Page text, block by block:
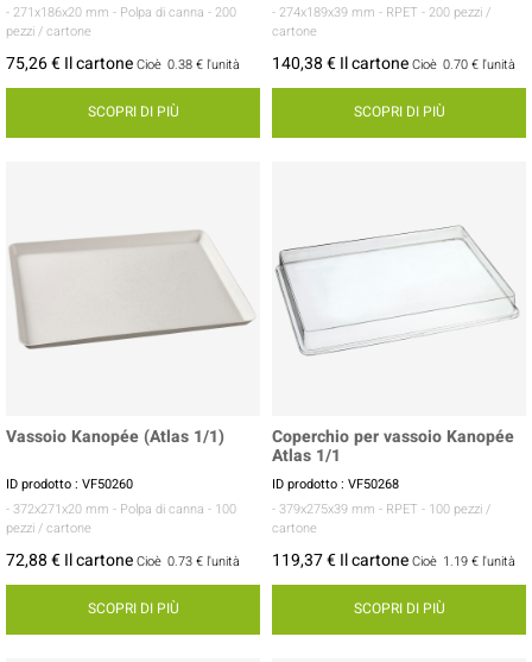
- 271x186x20 mm - Polpa di canna - 200
pezzi / cartone
75,26 € Il cartoneCioè 0.38 € l'unità
SCOPRI DI PIÙ
- 274x189x39 mm - RPET - 200 pezzi /
cartone
140,38 € Il cartoneCioè 0.70 € l'unità
SCOPRI DI PIÙ
Vassoio Kanopée (Atlas 1/1)
ID prodotto : VF50260
- 372x271x20 mm - Polpa di canna - 100
pezzi / cartone
72,88 € Il cartoneCioè 0.73 € l'unità
SCOPRI DI PIÙ
Coperchio per vassoio Kanopée
Atlas 1/1
ID prodotto : VF50268
- 379x275x39 mm - RPET - 100 pezzi /
cartone
119,37 € Il cartoneCioè 1.19 € l'unità
SCOPRI DI PIÙ